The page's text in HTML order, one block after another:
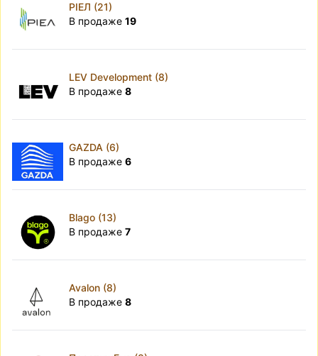
РІЕЛ (21)
В продаже 19
LEV Development (8)
В продаже 8
GAZDA (6)
В продаже 6
Blago (13)
В продаже 7
Avalon (8)
В продаже 8